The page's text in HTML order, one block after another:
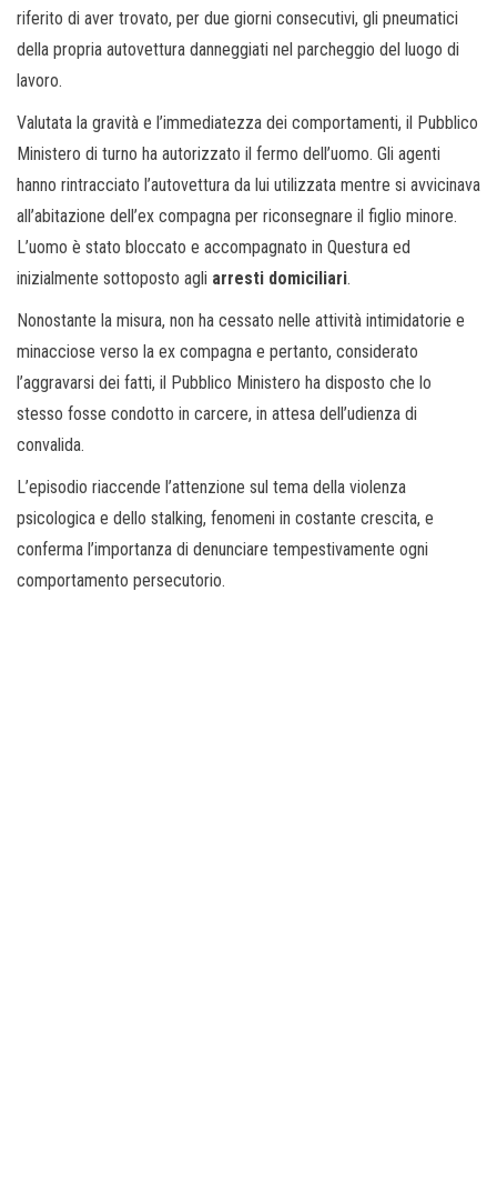
riferito di aver trovato, per due giorni consecutivi, gli pneumatici
della propria autovettura danneggiati nel parcheggio del luogo di
lavoro.
Valutata la gravità e l’immediatezza dei comportamenti, il Pubblico
Ministero di turno ha autorizzato il fermo dell’uomo. Gli agenti
hanno rintracciato l’autovettura da lui utilizzata mentre si avvicinava
all’abitazione dell’ex compagna per riconsegnare il figlio minore.
L’uomo è stato bloccato e accompagnato in Questura ed
inizialmente sottoposto agli arresti domiciliari.
Nonostante la misura, non ha cessato nelle attività intimidatorie e
minacciose verso la ex compagna e pertanto, considerato
l’aggravarsi dei fatti, il Pubblico Ministero ha disposto che lo
stesso fosse condotto in carcere, in attesa dell’udienza di
convalida.
L’episodio riaccende l’attenzione sul tema della violenza
psicologica e dello stalking, fenomeni in costante crescita, e
conferma l’importanza di denunciare tempestivamente ogni
comportamento persecutorio.